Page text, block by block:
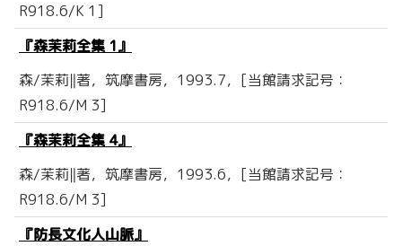
R918.6/K 1]
『森茉莉全集 1』
森/茉莉‖著，筑摩書房，1993.7，[当館請求記号：
R918.6/M 3]
『森茉莉全集 4』
森/茉莉‖著，筑摩書房，1993.6，[当館請求記号：
R918.6/M 3]
『防長文化人山脈』